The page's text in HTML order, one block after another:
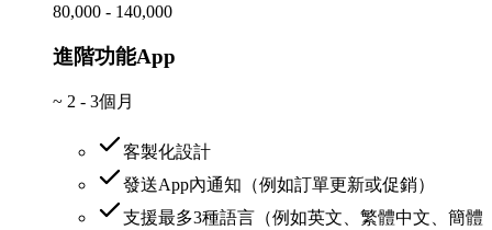
80,000 - 140,000
進階功能App
~ 2 - 3個月
客製化設計
發送App內通知（例如訂單更新或促銷）
支援最多3種語言（例如英文、繁體中文、簡體